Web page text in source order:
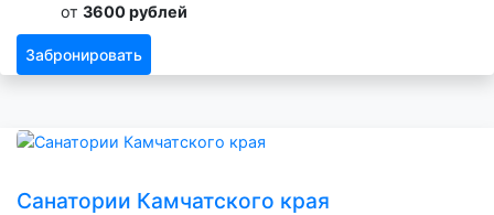
от 3600 рублей
Забронировать
Санатории Камчатского края